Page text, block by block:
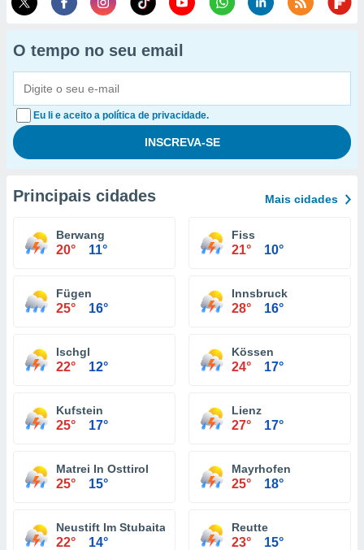
O tempo no seu email
Eu li e aceito a política de privacidade.
Principais cidades Mais cidades
Berwang
20° 11°
Fiss
21° 10°
Fügen
25° 16°
Innsbruck
28° 16°
Ischgl
22° 12°
Kössen
24° 17°
Kufstein
25° 17°
Lienz
27° 17°
Matrei In Osttirol
25° 15°
Mayrhofen
25° 18°
Neustift Im Stubaital
22° 14°
Reutte
23° 15°